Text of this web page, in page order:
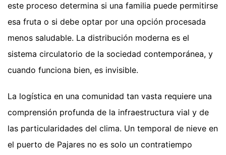
este proceso determina si una familia puede permitirse
esa fruta o si debe optar por una opción procesada
menos saludable. La distribución moderna es el
sistema circulatorio de la sociedad contemporánea, y
cuando funciona bien, es invisible.
La logística en una comunidad tan vasta requiere una
comprensión profunda de la infraestructura vial y de
las particularidades del clima. Un temporal de nieve en
el puerto de Pajares no es solo un contratiempo